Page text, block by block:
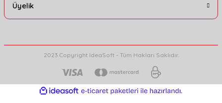
Üyelik
2023 Copyright IdeaSoft - Tüm Hakları Saklıdır.
ideasoft
e-